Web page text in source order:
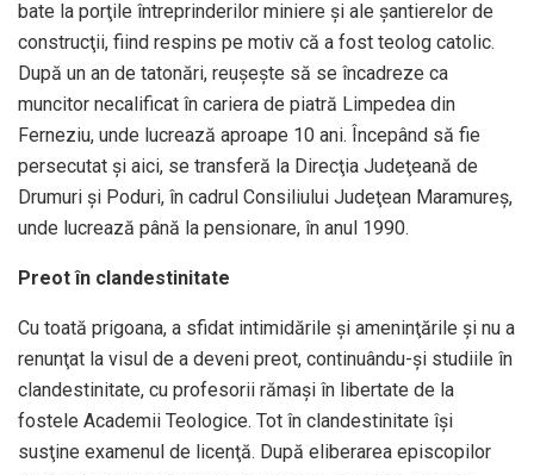
bate la porţile întreprinderilor miniere şi ale şantierelor de
construcţii, fiind respins pe motiv că a fost teolog catolic.
După un an de tatonări, reuşeşte să se încadreze ca
muncitor necalificat în cariera de piatră Limpedea din
Ferneziu, unde lucrează aproape 10 ani. Începând să fie
persecutat şi aici, se transferă la Direcţia Judeţeană de
Drumuri şi Poduri, în cadrul Consiliului Judeţean Maramureş,
unde lucrează până la pensionare, în anul 1990.
Preot în clandestinitate
Cu toată prigoana, a sfidat intimidările şi ameninţările şi nu a
renunţat la visul de a deveni preot, continuându-și studiile în
clandestinitate, cu profesorii rămaşi în libertate de la
fostele Academii Teologice. Tot în clandestinitate îşi
susţine examenul de licenţă. După eliberarea episcopilor